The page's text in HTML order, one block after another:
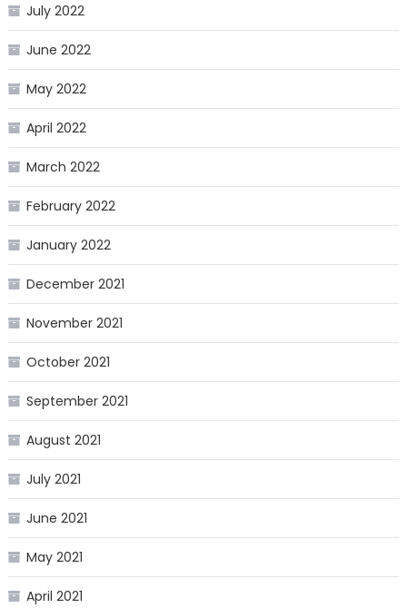
July 2022
June 2022
May 2022
April 2022
March 2022
February 2022
January 2022
December 2021
November 2021
October 2021
September 2021
August 2021
July 2021
June 2021
May 2021
April 2021